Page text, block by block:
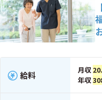
給料 月収
年収